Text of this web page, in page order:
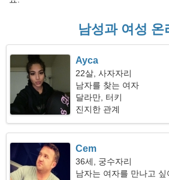
남성과 여성 온
Ayca
22살, 사자자리
남자를 찾는 여자
달라만, 터키
진지한 관계
Cem
36세, 궁수자리
남자는 여자를 만나고 싶